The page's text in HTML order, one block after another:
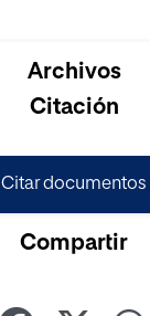
Archivos
Citación
Citar documentos
Compartir